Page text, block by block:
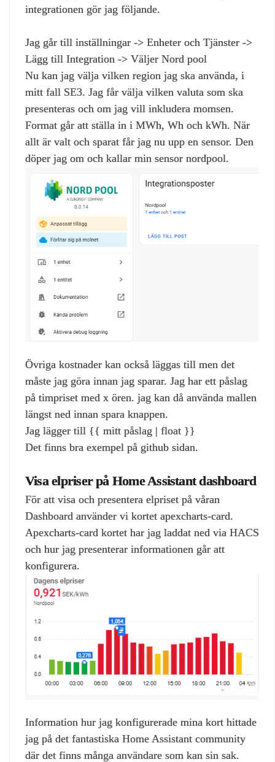
integrationen gör jag följande.
Jag går till inställningar -> Enheter och Tjänster ->
Lägg till Integration -> Väljer Nord pool
Nu kan jag välja vilken region jag ska använda, i
mitt fall SE3. Jag får välja vilken valuta som ska
presenteras och om jag vill inkludera momsen.
Format går att ställa in i MWh, Wh och kWh. När
allt är valt och sparat får jag nu upp en sensor. Den
döper jag om och kallar min sensor nordpool.
Övriga kostnader kan också läggas till men det
måste jag göra innan jag sparar. Jag har ett påslag
på timpriset med x ören. jag kan då använda mallen
längst ned innan spara knappen.
Jag lägger till {{ mitt påslag | float }}
Det finns bra exempel på github sidan.
Visa elpriser på Home Assistant dashboard
För att visa och presentera elpriset på våran
Dashboard använder vi kortet apexcharts-card.
Apexcharts-card kortet har jag laddat ned via HACS
och hur jag presenterar informationen går att
konfigurera.
Information hur jag konfigurerade mina kort hittade
jag på det fantastiska Home Assistant community
där det finns många användare som kan sin sak.